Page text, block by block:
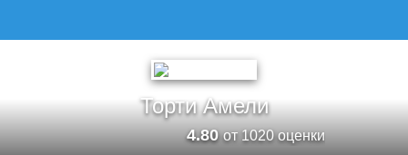
Торти Амели
4.80от 1020 оценки